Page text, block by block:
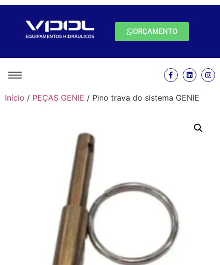
ORÇAMENTO
Início / PEÇAS GENIE / Pino trava do sistema GENIE